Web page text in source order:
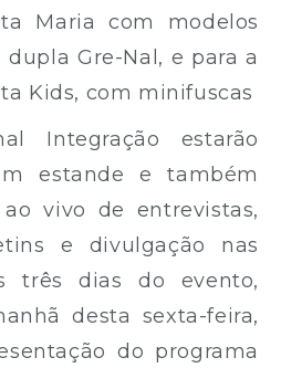
Maria com modelos
Gre-Nal, e para a
Kids, com minifuscas
Integração estarão
estande e também
vivo de entrevistas,
e divulgação nas
três dias do evento,
desta sexta-feira,
do programa